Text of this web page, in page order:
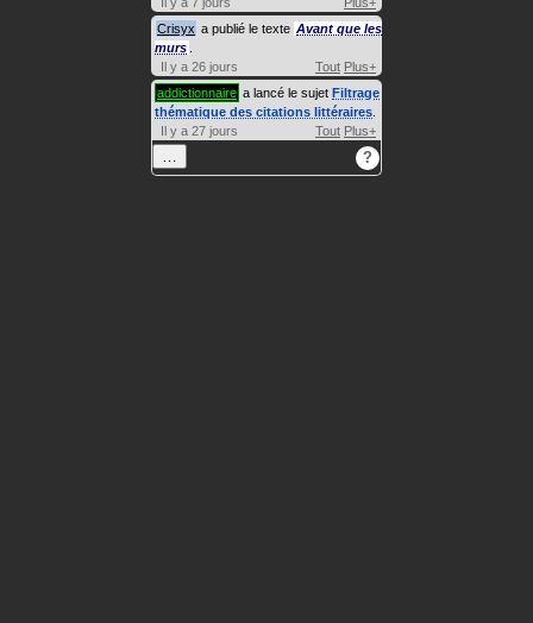
Crisyx a publié le texte Avant que les
murs
Il y a 26 jours
Tout Plus+
addictionnaire a lancé le sujet Filtrage
thématique des citations littéraires
Il y a 27 jours
Tout Plus+
… ?